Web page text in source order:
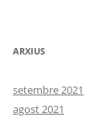
ARXIUS
setembre 2021
agost 2021